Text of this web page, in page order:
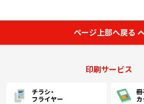
ページ上部へ戻る
印刷サービス
チラシ・
フライヤー
冊